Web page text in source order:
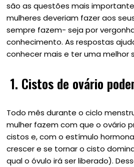
são as questões mais
mulheres deveriam fazer aos
sempre fazem- seja por
conhecimento. As respostas
conhecer mais e ter uma melhor
1. Cistos de ovário
Todo mês durante o ciclo
mulher fazem com que o ovário
cistos e, com o estímulo
crescer e se tornar o cisto
qual o óvulo irá ser liberado).